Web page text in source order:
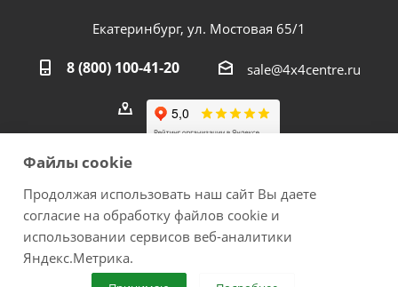
Екатеринбург, ул. Мостовая 65/1
8 (800) 100-41-20 sale@4x4centre.ru
2026 © 4х4Centre - интернет-магазин внедорожного
оборудования с доставкой по России. Соверши побег из
города!.
Файлы cookie
Продолжая использовать наш сайт Вы даете
согласие на обработку файлов cookie и
использовании сервисов веб-аналитики
Яндекс.Метрика.